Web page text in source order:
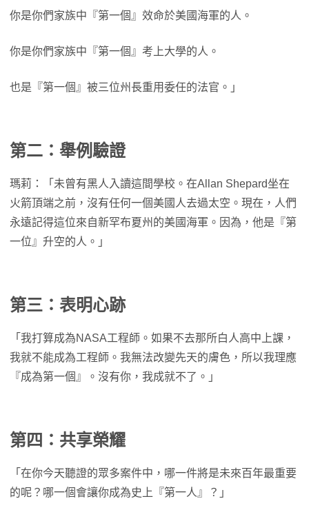
你是你們家族中『第一個』效命於美國海軍的人。
你是你們家族中『第一個』考上大學的人。
也是『第一個』被三位州長重用委任的法官。」
第二：舉例驗證
瑪莉：「未曾有黑人入讀這間學校。在Allan Shepard坐在
火箭頂端之前，沒有任何一個美國人去過太空。現在，人們
永遠記得這位來自新罕布夏州的美國海軍。因為，他是『第
一位』升空的人。」
第三：表明心跡
「我打算成為NASA工程師。如果不去那所白人高中上課，
我就不能成為工程師。我無法改變先天的膚色，所以我理應
『成為第一個』。沒有你，我成就不了。」
第四：共享榮耀
「在你今天聽證的眾多案件中，哪一件將是未來百年最重要
的呢？哪一個會讓你成為史上『第一人』？」